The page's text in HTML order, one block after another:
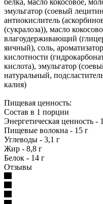
эмульгатор (соевый
антиокислитель
(сукралоза)), масло
влагоудерживающий
яичный), соль,
кислотности
кислота), эмульгатор
натуральный,
калия)
Пищевая ценность:
Состав в 1 порции
Энергетическая ценность -
Пищевые волокна - 15 г
Углеводы - 3,1 г
Жир - 8,8 г
Белок - 14 г
Отзывы